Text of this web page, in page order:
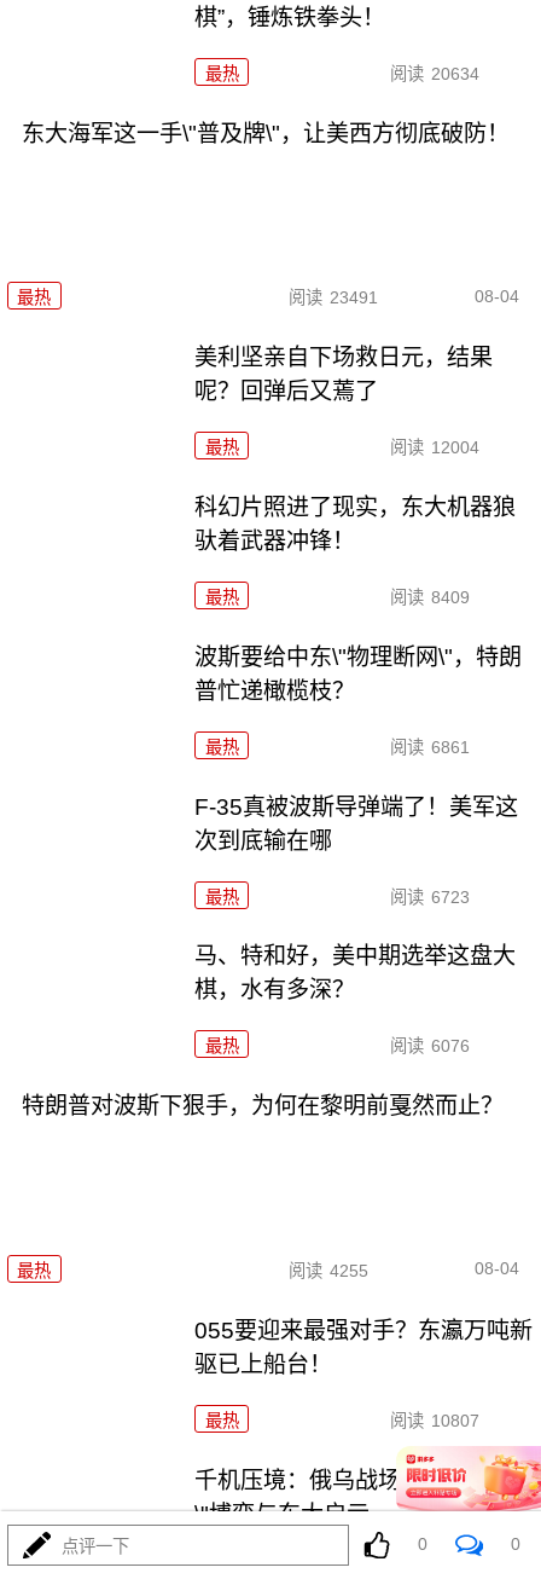
棋”，锤炼铁拳头！
最热 阅读 20634
东大海军这一手\"普及牌\"，让美西方彻底破防！
最热 阅读 23491 08-04
美利坚亲自下场救日元，结果
呢？回弹后又蔫了
最热 阅读 12004
科幻片照进了现实，东大机器狼
驮着武器冲锋！
最热 阅读 8409
波斯要给中东\"物理断网\"，特朗
普忙递橄榄枝？
最热 阅读 6861
F-35真被波斯导弹端了！美军这
次到底输在哪
最热 阅读 6723
马、特和好，美中期选举这盘大
棋，水有多深？
最热 阅读 6076
特朗普对波斯下狠手，为何在黎明前戛然而止？
最热 阅读 4255 08-04
055要迎来最强对手？东瀛万吨新
驱已上船台！
最热 阅读 10807
千机压境：俄乌战场上的\"蜂群
\"博弈与东大启示
最热
点评一下 0 0